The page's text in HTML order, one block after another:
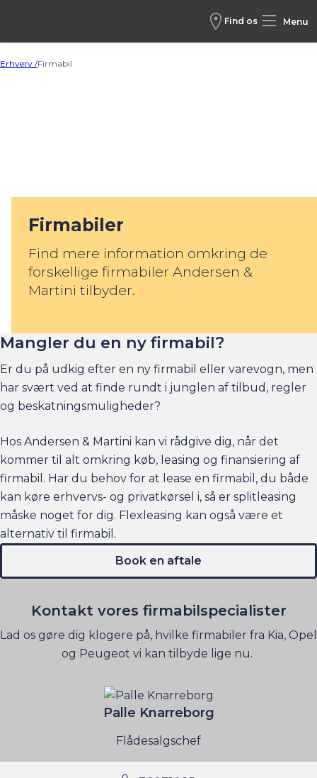
Find os Menu
Erhverv /Firmabil
Firmabiler
Find mere information omkring de
forskellige firmabiler Andersen &
Martini tilbyder.
Mangler du en ny firmabil?
Er du på udkig efter en ny firmabil eller varevogn, men
har svært ved at finde rundt i junglen af tilbud, regler
og beskatningsmuligheder?
Hos Andersen & Martini kan vi rådgive dig, når det
kommer til alt omkring køb, leasing og finansiering af
firmabil. Har du behov for at lease en firmabil, du både
kan køre erhvervs- og privatkørsel i, så er splitleasing
måske noget for dig. Flexleasing kan også være et
alternativ til firmabil.
Book en aftale
Kontakt vores firmabilspecialister
Lad os gøre dig klogere på, hvilke firmabiler fra Kia, Opel
og Peugeot vi kan tilbyde lige nu.
Palle Knarreborg
Flådesalgschef